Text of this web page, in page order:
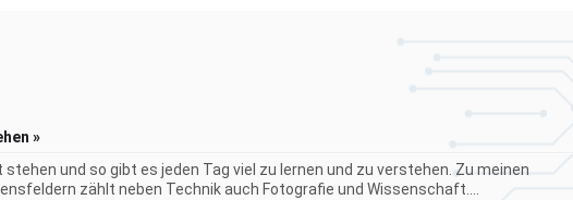
»
stehen und so gibt es jeden Tag viel zu lernen und zu verstehen. Zu meinen
zählt neben Technik auch Fotografie und Wissenschaft....